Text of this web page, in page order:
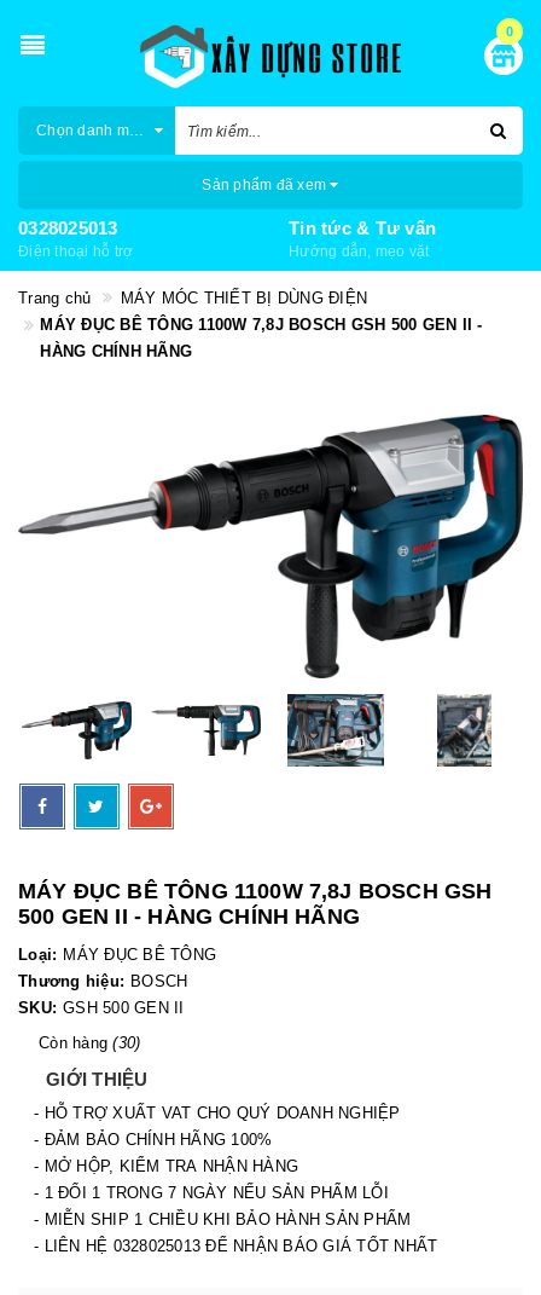
0
Chọn danh mục
Sản phẩm đã xem
0328025013
Điện thoại hỗ trợ
Tin tức & Tư vấn
Hướng dẫn, mẹo vặt
Trang chủ
MÁY MÓC THIẾT BỊ DÙNG ĐIỆN
MÁY ĐỤC BÊ TÔNG 1100W 7,8J BOSCH GSH 500 GEN II -
HÀNG CHÍNH HÃNG
MÁY ĐỤC BÊ TÔNG 1100W 7,8J BOSCH GSH
500 GEN II - HÀNG CHÍNH HÃNG
Loại: MÁY ĐỤC BÊ TÔNG
Thương hiệu: BOSCH
SKU: GSH 500 GEN II
Còn hàng(30)
GIỚI THIỆU
- HỖ TRỢ XUẤT VAT CHO QUÝ DOANH NGHIỆP
- ĐẢM BẢO CHÍNH HÃNG 100%
- MỞ HỘP, KIỂM TRA NHẬN HÀNG
- 1 ĐỔI 1 TRONG 7 NGÀY NẾU SẢN PHẨM LỖI
- MIỄN SHIP 1 CHIỀU KHI BẢO HÀNH SẢN PHẨM
- LIÊN HỆ 0328025013 ĐỂ NHẬN BÁO GIÁ TỐT NHẤT